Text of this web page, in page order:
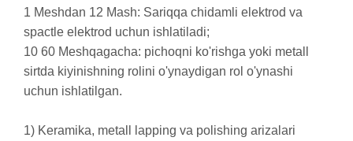
1 Meshdan 12 Mash: Sariqqa chidamli elektrod va
spactle elektrod uchun ishlatiladi;
10 60 Meshqagacha: pichoqni ko'rishga yoki metall
sirtda kiyinishning rolini o'ynaydigan rol o'ynashi
uchun ishlatilgan.
1) Keramika, metall lapping va polishing arizalari